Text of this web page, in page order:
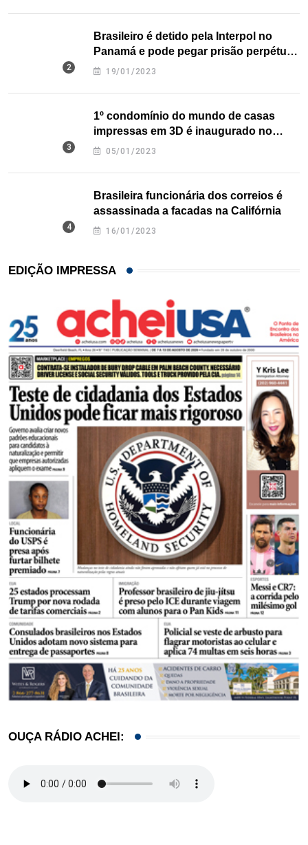
Brasileiro é detido pela Interpol no
Panamá e pode pegar prisão perpétua
nos EUA
19/01/2023
1º condomínio do mundo de casas
impressas em 3D é inaugurado no
Texas
05/01/2023
Brasileira funcionária dos correios é
assassinada a facadas na Califórnia
16/01/2023
EDIÇÃO IMPRESSA
OUÇA RÁDIO ACHEI: